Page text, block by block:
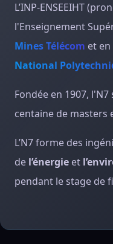
L’INP-ENSEEIHT
l'Enseignement
Mines Télécom et en
National
Fondée en 1907,
centaine de
L’N7 forme des
de l’énergie et
pendant le stage de